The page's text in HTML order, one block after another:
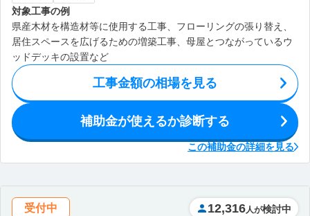
対象工事の例
県産木材を構造材等に使用する工事、フローリングの張り替え、
居住スペースを広げるための増築工事、母屋とつながっているウ
ッドデッキの設置など
工事金額の相場を見る
補助金が使えるか診断する
この補助金の詳細を見る
受付中 12,316 人が検討中